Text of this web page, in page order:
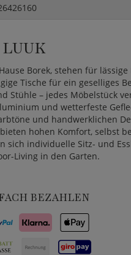
Borek, stehen für
Tische für ein geselliges
Stühle – jedes Möbelstück
und wetterfeste
und handwerklichen
hohen Komfort, selbst
sich individuelle Sitz- und
Living in den Garten.
BEZAHLEN